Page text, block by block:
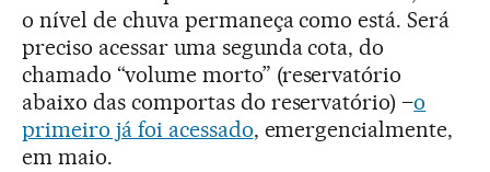
o nível de chuva permaneça como está. Será
preciso acessar uma segunda cota, do
chamado “volume morto” (reservatório
abaixo das comportas do reservatório) –o
primeiro já foi acessado, emergencialmente,
em maio.